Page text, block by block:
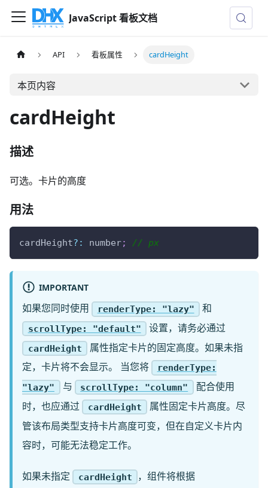
JavaScript 看板文档
API 看板属性 cardHeight
本页内容
cardHeight
描述
可选。卡片的高度
用法
cardHeight? : number; // px
IMPORTANT
如果您同时使用 renderType: "lazy" 和
scrollType: "default" 设置，请务必通过
cardHeight
属性指定卡片的固定高度。如果未指
定，卡片将不会显示。 当您将
renderType:
"lazy"
与 scrollType: "column"
配合使用
时，也应通过
cardHeight
属性固定卡片高度。尽
管该布局类型支持卡片高度可变，但在自定义卡片内
容时，可能无法稳定工作。
如果未指定 cardHeight ，组件将根据